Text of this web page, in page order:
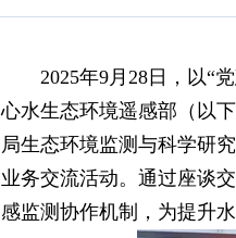
2025年9月28日，以“党
心水生态环境遥感部（以
局生态环境监测与科学研
业务交流活动。通过座谈
感监测协作机制，为提升